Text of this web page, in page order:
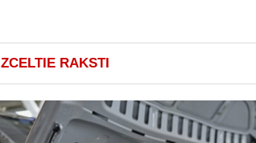
IZCELTIE RAKSTI